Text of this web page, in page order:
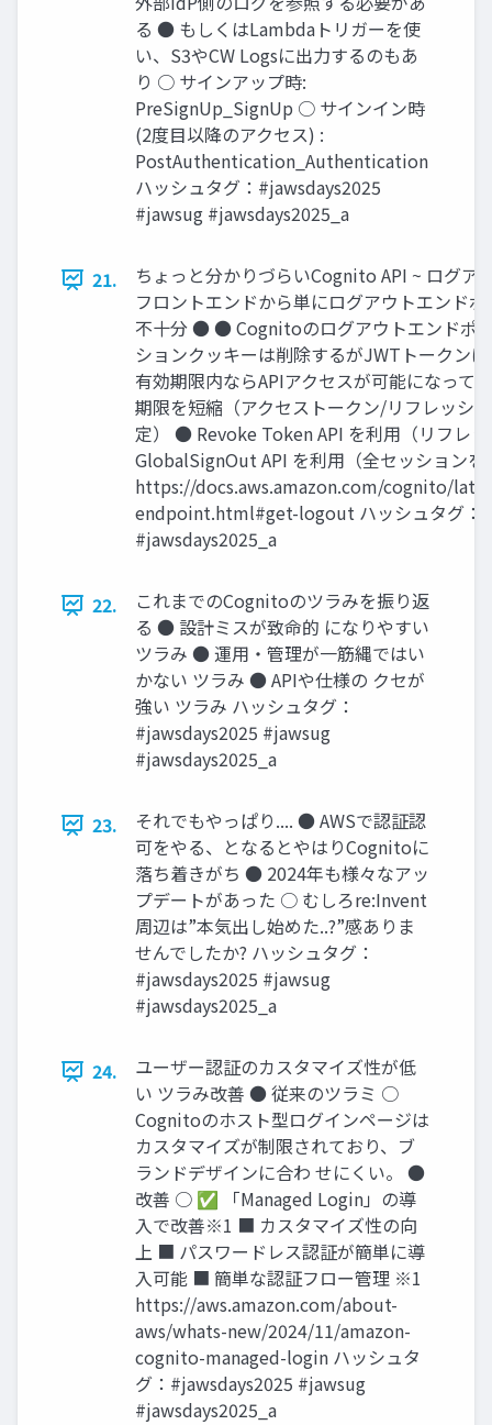
る ● もしくはLambdaトリガーを使
い、S3やCW Logsに出力するのもあ
り ○ サインアップ時:
PreSignUp_SignUp ○ サインイン時
(2度目以降のアクセス) :
PostAuthentication_Authentication
ハッシュタグ：#jawsdays2025
#jawsug #jawsdays2025_a
21.
ちょっと分かりづらいCognito API ~ ログア
フロントエンドから単にログアウトエンド
不十分 ● ● Cognitoのログアウトエンドポ
ションクッキーは削除するがJWTトークン
有効期限内ならAPIアクセスが可能になって
期限を短縮（アクセストークン/リフレッシ
定） ● Revoke Token API を利用（リフレ
GlobalSignOut API を利用（全セッション
https://docs.aws.amazon.com/cognito/
endpoint.html#get-logout ハッシュタグ：
#jawsdays2025_a
22.
これまでのCognitoのツラみを振り返
る ● 設計ミスが致命的 になりやすい
ツラみ ● 運用・管理が一筋縄ではい
かない ツラみ ● APIや仕様の クセが
強い ツラみ ハッシュタグ：
#jawsdays2025 #jawsug
#jawsdays2025_a
23.
それでもやっぱり.... ● AWSで認証認
可をやる、となるとやはりCognitoに
落ち着きがち ● 2024年も様々なアッ
プデートがあった ○ むしろre:Invent
周辺は”本気出し始めた..?”感ありま
せんでしたか? ハッシュタグ：
#jawsdays2025 #jawsug
#jawsdays2025_a
24.
ユーザー認証のカスタマイズ性が低
い ツラみ改善 ● 従来のツラミ ○
Cognitoのホスト型ログインページは
カスタマイズが制限されており、ブ
ランドデザインに合わ せにくい。 ●
改善 ○ ✅ 「Managed Login」の導
入で改善※1 ■ カスタマイズ性の向
上 ■ パスワードレス認証が簡単に導
入可能 ■ 簡単な認証フロー管理 ※1
https://aws.amazon.com/about-
aws/whats-new/2024/11/amazon-
cognito-managed-login ハッシュタ
グ：#jawsdays2025 #jawsug
#jawsdays2025_a